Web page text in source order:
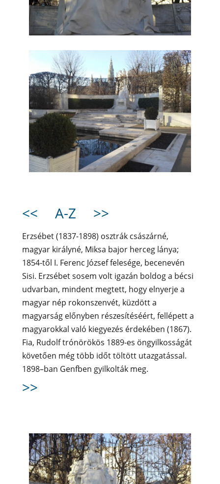
<< A-Z >>
Erzsébet (1837-1898) osztrák császárné,
magyar királyné, Miksa bajor herceg lánya;
1854-től I. Ferenc József felesége, becenevén
Sisi. Erzsébet sosem volt igazán boldog a bécsi
udvarban, mindent megtett, hogy elnyerje a
magyar nép rokonszenvét, küzdött a
magyarság előnyben részesítéséért, fellépett a
magyarokkal való kiegyezés érdekében (1867).
Fia, Rudolf trónörökös 1889-es öngyilkosságát
követően még több időt töltött utazgatással.
1898–ban Genfben gyilkolták meg.
>>